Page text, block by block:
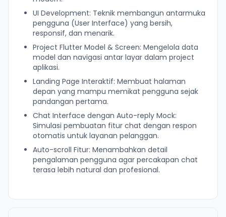
UI Development: Teknik membangun antarmuka
pengguna (User Interface) yang bersih,
responsif, dan menarik.
Project Flutter Model & Screen: Mengelola data
model dan navigasi antar layar dalam project
aplikasi.
Landing Page Interaktif: Membuat halaman
depan yang mampu memikat pengguna sejak
pandangan pertama.
Chat Interface dengan Auto-reply Mock:
Simulasi pembuatan fitur chat dengan respon
otomatis untuk layanan pelanggan.
Auto-scroll Fitur: Menambahkan detail
pengalaman pengguna agar percakapan chat
terasa lebih natural dan profesional.